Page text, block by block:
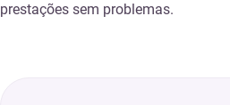
prestações sem problemas.